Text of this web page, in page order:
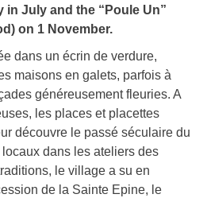
in July and the “Poule Un”
on 1 November.
dans un écrin de verdure,
maisons en galets, parfois à
généreusement fleuries. A
les places et placettes
découvre le passé séculaire du
dans les ateliers des
le village a su en
de la Sainte Epine, le